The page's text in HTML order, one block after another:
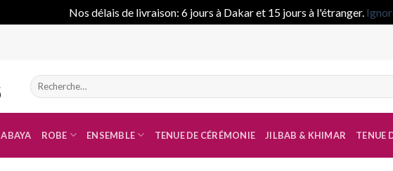
Nos délais de livraison: 6 jours à Dakar et 15 jours à l'étranger.
Recherche
pour :
ABAYA ROBE ENSEMBLE TENUE DE CÉRÉMONIE JILBAB & KHIMAR TENUE